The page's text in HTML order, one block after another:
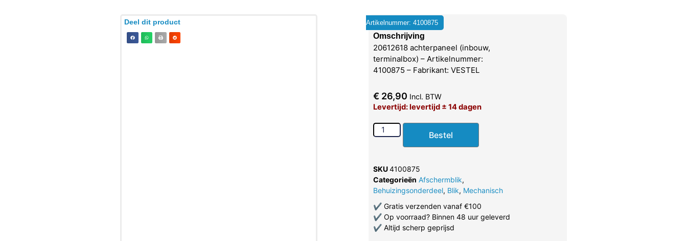
Deel dit product Artikelnummer: 4100875
Omschrijving
20612618 achterpaneel (inbouw,
terminalbox) – Artikelnummer:
4100875 – Fabrikant: VESTEL
€ 26,90 Incl. BTW
Levertijd: levertijd ± 14 dagen
Bestel
SKU4100875
Categorieën Afschermblik,
Behuizingsonderdeel, Blik, Mechanisch
✔Gratis verzenden vanaf €100
✔Op voorraad? Binnen 48 uur geleverd
✔Altijd scherp geprijsd